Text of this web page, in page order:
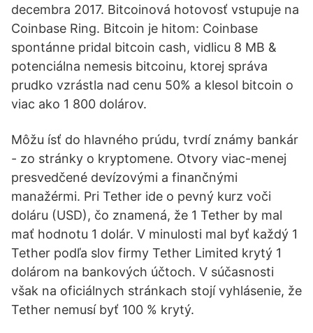
decembra 2017. Bitcoinová hotovosť vstupuje na
Coinbase Ring. Bitcoin je hitom: Coinbase
spontánne pridal bitcoin cash, vidlicu 8 MB &
potenciálna nemesis bitcoinu, ktorej správa
prudko vzrástla nad cenu 50% a klesol bitcoin o
viac ako 1 800 dolárov.
Môžu ísť do hlavného prúdu, tvrdí známy bankár
- zo stránky o kryptomene. Otvory viac-menej
presvedčené devízovými a finančnými
manažérmi. Pri Tether ide o pevný kurz voči
doláru (USD), čo znamená, že 1 Tether by mal
mať hodnotu 1 dolár. V minulosti mal byť každý 1
Tether podľa slov firmy Tether Limited krytý 1
dolárom na bankových účtoch. V súčasnosti
však na oficiálnych stránkach stojí vyhlásenie, že
Tether nemusí byť 100 % krytý.